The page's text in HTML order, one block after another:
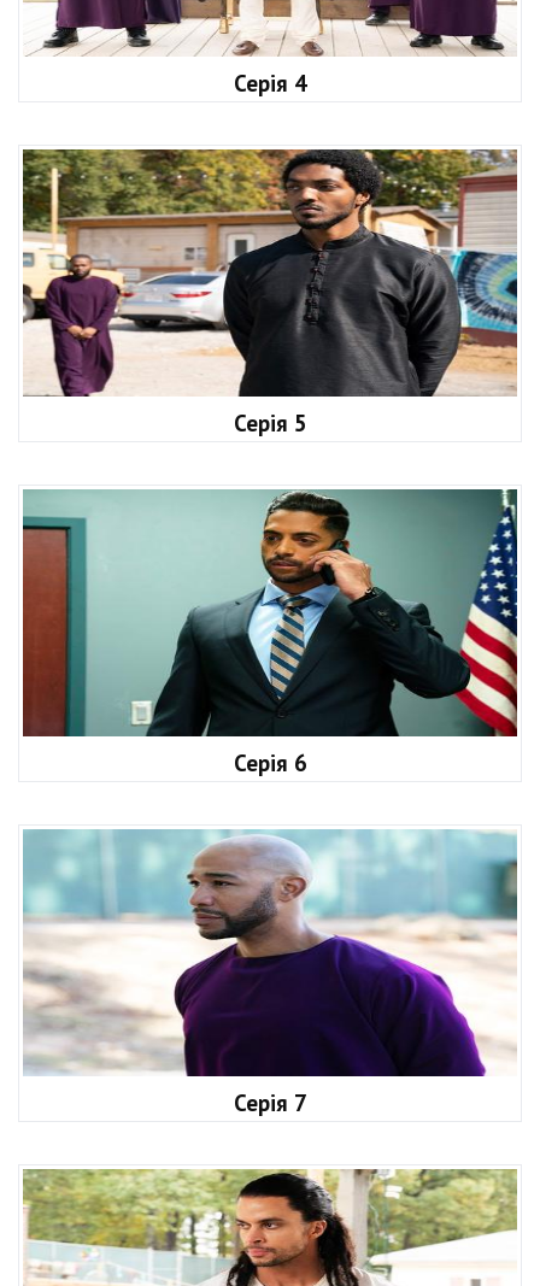
Серія 4
Серія 5
Серія 6
Серія 7